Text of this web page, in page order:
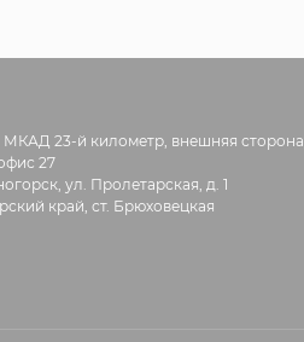
МКАД 23-й километр, внешняя сторона,
27
ул. Пролетарская, д. 1
край, ст. Брюховецкая